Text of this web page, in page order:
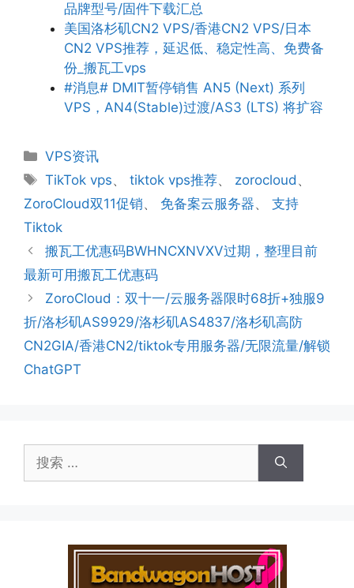
品牌型号/固件下载汇总
美国洛杉矶CN2 VPS/香港CN2 VPS/日本
CN2 VPS推荐，延迟低、稳定性高、免费备
份_搬瓦工vps
#消息# DMIT暂停销售 AN5 (Next) 系列
VPS，AN4(Stable)过渡/AS3 (LTS) 将扩容
分
类
VPS资讯
标
签
TikTok vps、tiktok vps推荐、 zorocloud 、
ZoroCloud双11促销、 免备案云服务器、 支持
Tiktok
搬瓦工优惠码BWHNCXNVXV过期，整理目前
最新可用搬瓦工优惠码
ZoroCloud：双十一/云服务器限时68折+独服9
折/洛杉矶AS9929/洛杉矶AS4837/洛杉矶高防
CN2GIA/香港CN2/tiktok专用服务器/无限流量/解锁
ChatGPT
索：